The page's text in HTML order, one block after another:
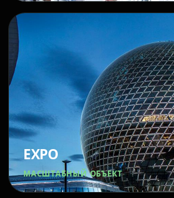
EXPO
МАСШТАБНЫЙ ОБЪЕКТ